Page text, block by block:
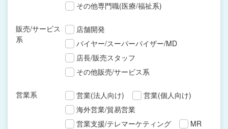
その他専門職(医療/福祉系)
販売/サービス
系
店舗開発
バイヤー/スーパーバイザー/MD
店長/販売スタッフ
その他販売/サービス系
営業系 営業(法人向け)
営業(個人向け)
海外営業/貿易営業
営業支援/テレマーケティング
MR